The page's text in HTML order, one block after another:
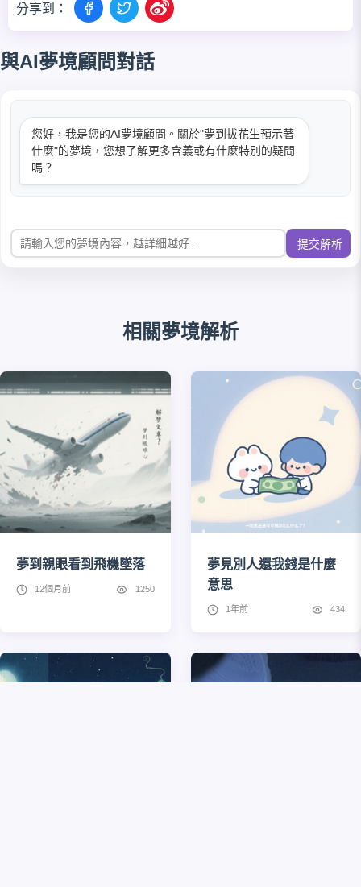
分享到：
與AI夢境顧問對話
您好，我是您的AI夢境顧問。關於"夢到拔花生預示著
什麼"的夢境，您想了解更多含義或有什麼特別的疑問
嗎？
提交解析
相關夢境解析
夢到親眼看到飛機墜落
12個月前 1250
夢見別人還我錢是什麼
意思
1年前 434